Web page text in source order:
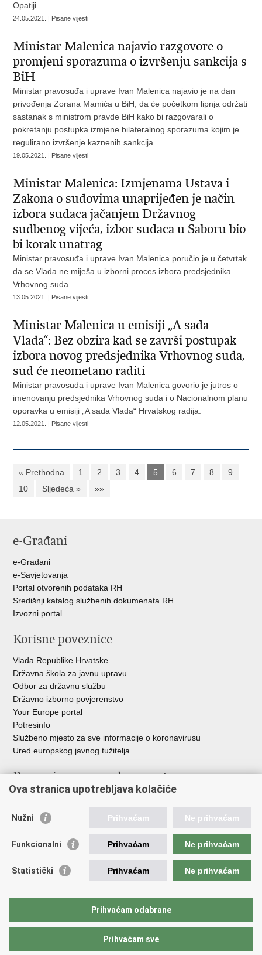
Opatiji.
24.05.2021. | Pisane vijesti
Ministar Malenica najavio razgovore o
promjeni sporazuma o izvršenju sankcija s
BiH
Ministar pravosuđa i uprave Ivan Malenica najavio je na dan
privođenja Zorana Mamića u BiH, da će početkom lipnja održati
sastanak s ministrom pravde BiH kako bi razgovarali o
pokretanju postupka izmjene bilateralnog sporazuma kojim je
regulirano izvršenje kaznenih sankcija.
19.05.2021. | Pisane vijesti
Ministar Malenica: Izmjenama Ustava i
Zakona o sudovima unaprijeđen je način
izbora sudaca jačanjem Državnog
sudbenog vijeća, izbor sudaca u Saboru bio
bi korak unatrag
Ministar pravosuđa i uprave Ivan Malenica poručio je u četvrtak
da se Vlada ne miješa u izborni proces izbora predsjednika
Vrhovnog suda.
13.05.2021. | Pisane vijesti
Ministar Malenica u emisiji „A sada
Vlada“: Bez obzira kad se završi postupak
izbora novog predsjednika Vrhovnog suda,
sud će neometano raditi
Ministar pravosuđa i uprave Ivan Malenica govorio je jutros o
imenovanju predsjednika Vrhovnog suda i o Nacionalnom planu
oporavka u emisiji „A sada Vlada“ Hrvatskog radija.
12.05.2021. | Pisane vijesti
« Prethodna 1 2 3 4 5 6 7 8
9
10
Sljedeća » »»
e-Građani
e-Građani
e-Savjetovanja
Portal otvorenih podataka RH
Središnji katalog službenih dokumenata RH
Izvozni portal
Korisne poveznice
Vlada Republike Hrvatske
Državna škola za javnu upravu
Odbor za državnu službu
Državno izborno povjerenstvo
Your Europe portal
Potresinfo
Službeno mjesto za sve informacije o koronavirusu
Ured europskog javnog tužitelja
Poveznice pravosudnog sustava
Državno odvjetništvo
Ured za suzbijanje korupcije i organiziranog kriminaliteta
Državnoodvjetničko vijeće
Hrvatska odvjetnička komora
Europski pravosudni portal
Ova stranica upotrebljava kolačiće
Nužni Prihvaćam Ne prihvaćam
Funkcionalni Prihvaćam Ne prihvaćam
Statistički Prihvaćam Ne prihvaćam
Prihvaćam odabrane
Prihvaćam sve